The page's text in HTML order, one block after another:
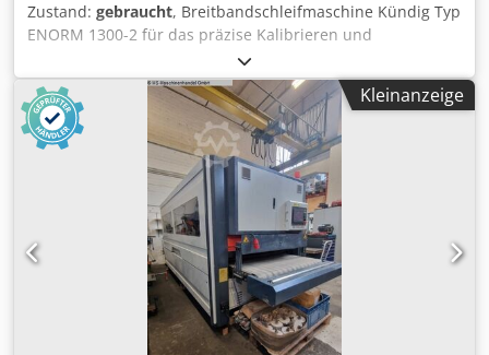
Zustand: gebraucht, Breitbandschleifmaschine Kündig Typ
ENORM 1300-2 für das präzise Kalibrieren und
Feinschleifen von Massivholz, Furnier und Holzwerkstoffen.
Die robuste Industrieausführung mit zwei
Schleifaggregaten und Reinigungsbürste ermöglicht hohe
Abtragsleistungen und exakte Oberflächenqualität im
Möbel- und Innenausbau. Ideal für Handwerks- und
Industriebetriebe mit hohem Qualitätsanspruch inkl.
Posten Schleifbänder. Dcedpfxjzryxne Akwjk Technische
Daten: - Arbeitsbreite: ca. 1.300 mm - Schleifaggregate: 2 -
Durchlasshöhe: max. ca. 150 mm - Motorleistung: 18,5 &
15 kW
Kleinanzeige